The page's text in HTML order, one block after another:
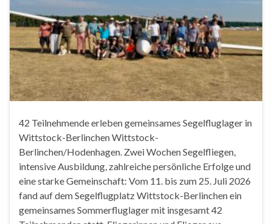
42 Teilnehmende erleben gemeinsames Segelfluglager in
Wittstock-Berlinchen Wittstock-
Berlinchen/Hodenhagen. Zwei Wochen Segelfliegen,
intensive Ausbildung, zahlreiche persönliche Erfolge und
eine starke Gemeinschaft: Vom 11. bis zum 25. Juli 2026
fand auf dem Segelflugplatz Wittstock-Berlinchen ein
gemeinsames Sommerfluglager mit insgesamt 42